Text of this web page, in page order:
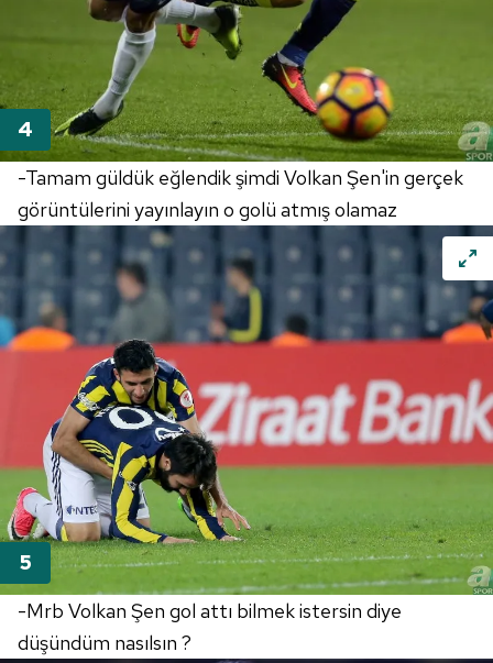
-Tamam güldük eğlendik şimdi Volkan Şen'in gerçek
görüntülerini yayınlayın o golü atmış olamaz
-Mrb Volkan Şen gol attı bilmek istersin diye
düşündüm nasılsın ?